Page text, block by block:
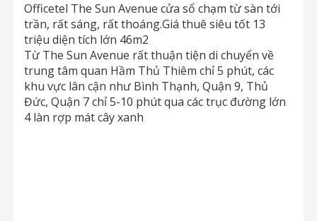
Officetel The Sun Avenue cửa sổ chạm từ sàn tới
trần, rất sáng, rất thoáng.Giá thuê siêu tốt 13
triệu diện tích lớn 46m2
Từ The Sun Avenue rất thuận tiện di chuyển về
trung tâm quan Hầm Thủ Thiêm chỉ 5 phút, các
khu vực lân cận như Bình Thạnh, Quận 9, Thủ
Đức, Quận 7 chỉ 5-10 phút qua các trục đường lớn
4 làn rợp mát cây xanh